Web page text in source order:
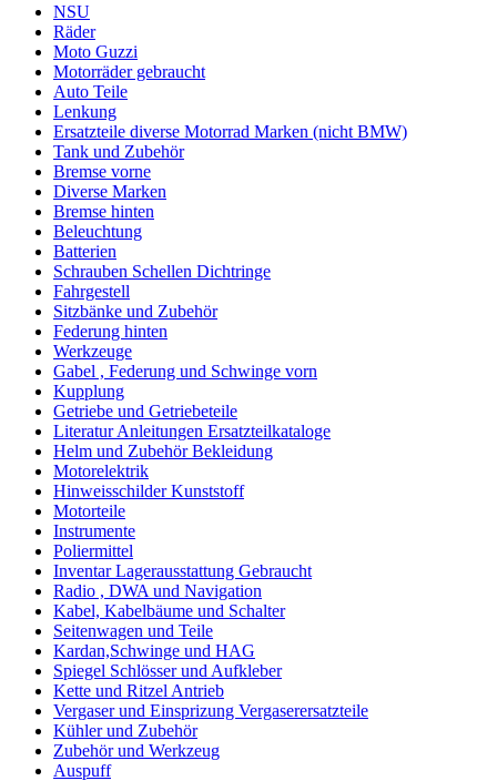
NSU
Räder
Moto Guzzi
Motorräder gebraucht
Auto Teile
Lenkung
Ersatzteile diverse Motorrad Marken (nicht BMW)
Tank und Zubehör
Bremse vorne
Diverse Marken
Bremse hinten
Beleuchtung
Batterien
Schrauben Schellen Dichtringe
Fahrgestell
Sitzbänke und Zubehör
Federung hinten
Werkzeuge
Gabel , Federung und Schwinge vorn
Kupplung
Getriebe und Getriebeteile
Literatur Anleitungen Ersatzteilkataloge
Helm und Zubehör Bekleidung
Motorelektrik
Hinweisschilder Kunststoff
Motorteile
Instrumente
Poliermittel
Inventar Lagerausstattung Gebraucht
Radio , DWA und Navigation
Kabel, Kabelbäume und Schalter
Seitenwagen und Teile
Kardan,Schwinge und HAG
Spiegel Schlösser und Aufkleber
Kette und Ritzel Antrieb
Vergaser und Einsprizung Vergaserersatzteile
Kühler und Zubehör
Zubehör und Werkzeug
Auspuff